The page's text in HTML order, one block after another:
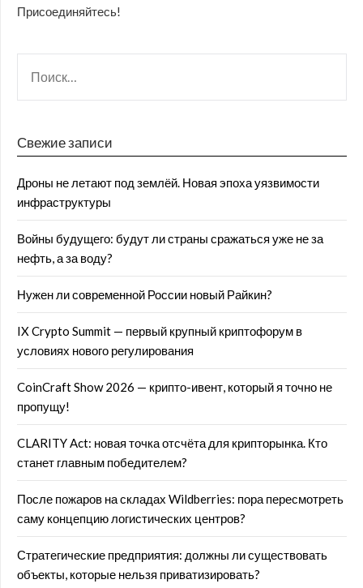
Присоединяйтесь!
Свежие записи
Дроны не летают под землёй. Новая эпоха уязвимости
инфраструктуры
Войны будущего: будут ли страны сражаться уже не за
нефть, а за воду?
Нужен ли современной России новый Райкин?
IX Crypto Summit — первый крупный криптофорум в
условиях нового регулирования
CoinCraft Show 2026 — крипто-ивент, который я точно не
пропущу!
CLARITY Act: новая точка отсчёта для крипторынка. Кто
станет главным победителем?
После пожаров на складах Wildberries: пора пересмотреть
саму концепцию логистических центров?
Стратегические предприятия: должны ли существовать
объекты, которые нельзя приватизировать?